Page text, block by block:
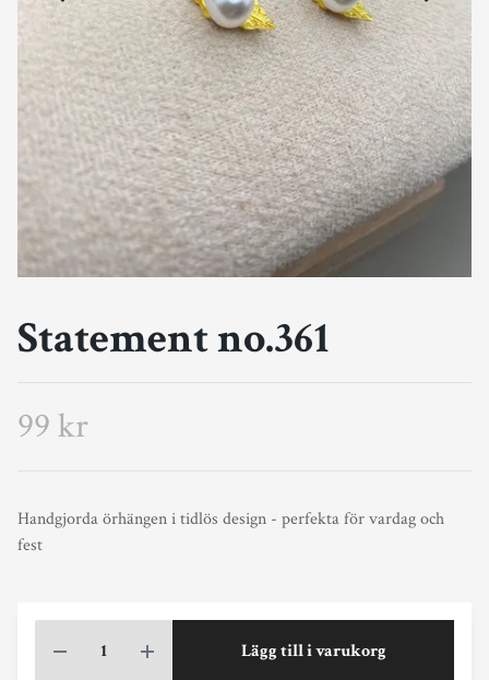
Statement no.361
99 kr
Handgjorda örhängen i tidlös design - perfekta för vardag och
fest
Lägg till i varukorg